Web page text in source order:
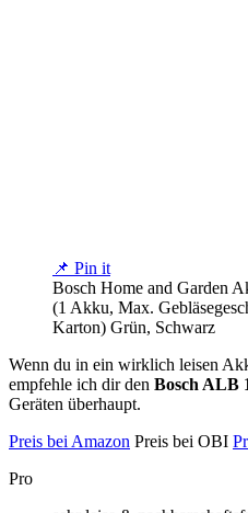
📌 Pin it
Bosch Home and Garden
(1 Akku, Max.
Karton) Grün, Schwarz
Wenn du in ein wirklich leisen
empfehle ich dir den Bosch ALB
Geräten überhaupt.
Preis bei Amazon Preis bei OBI
Pro